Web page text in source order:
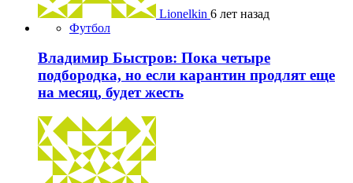
Lionelkin 6 лет назад
Футбол
Владимир Быстров: Пока четыре
подбородка, но если карантин продлят еще
на месяц, будет жесть